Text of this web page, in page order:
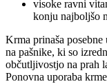
visoke ravni
konju najboljšo
Krma prinaša
na pašnike, ki so
občutljivostjo na prah
Ponovna uporaba